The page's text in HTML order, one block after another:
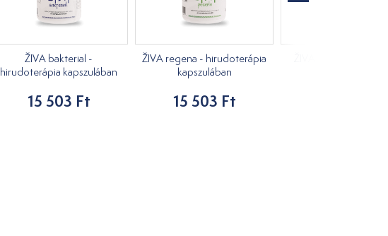
ŽIVA bakterial -
hirudoterápia kapszulában
15 503 Ft
ŽIVA regena - hirudoterápia
kapszulában
15 503 Ft